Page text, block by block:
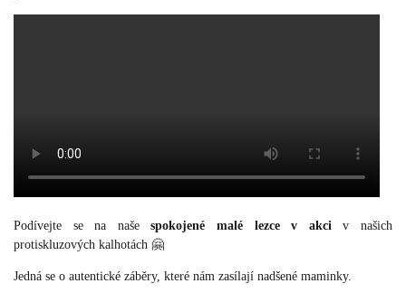
Podívejte se na našespokojené malé lezce v akciv našich
protiskluzových kalhotách 🤗
Jedná se o autentické záběry, které nám zasílají nadšené maminky.